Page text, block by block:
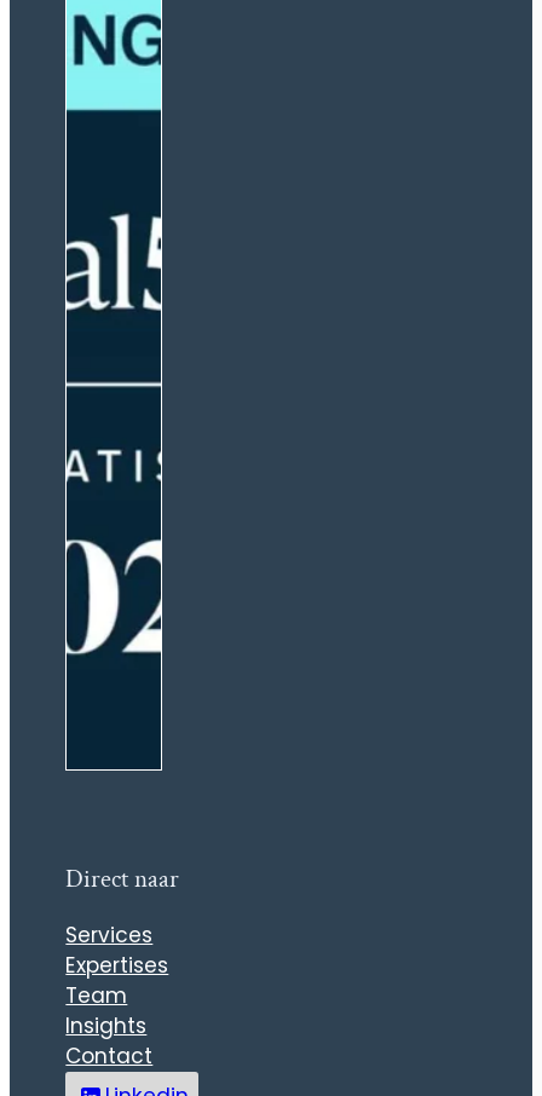
Direct naar
Services
Expertises
Team
Insights
Contact